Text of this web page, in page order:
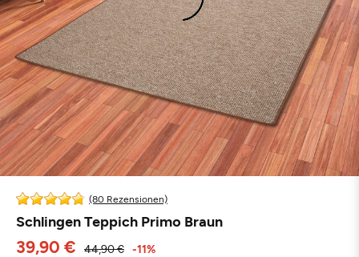
(80 Rezensionen)
Schlingen Teppich Primo Braun
39,90 € 44,90 € -11%